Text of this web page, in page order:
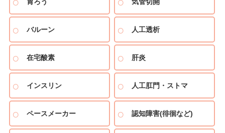
バルーン 人工透析
在宅酸素 肝炎
インスリン 人工肛門・ストマ
ペースメーカー 認知障害(徘徊など)